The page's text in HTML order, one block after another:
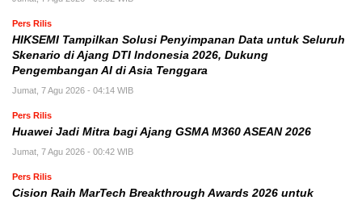
Pers Rilis
HIKSEMI Tampilkan Solusi Penyimpanan Data untuk Seluruh
Skenario di Ajang DTI Indonesia 2026, Dukung
Pengembangan AI di Asia Tenggara
Jumat, 7 Agu 2026 - 04:14 WIB
Pers Rilis
Huawei Jadi Mitra bagi Ajang GSMA M360 ASEAN 2026
Jumat, 7 Agu 2026 - 00:42 WIB
Pers Rilis
Cision Raih MarTech Breakthrough Awards 2026 untuk